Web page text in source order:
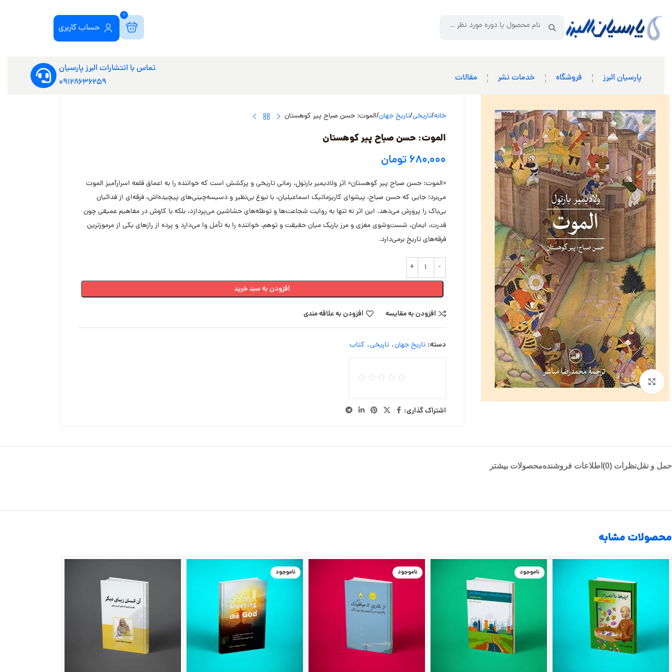
حساب کاربری
0
پارسیان البرز فروشگاه خدمات نشر مقالات
تماس با انتشارات البرز پارسیان
09128636259
بزرگنمایی تصویر
خانه تاریخی تاریخ جهان الموت: حسن صباح پیر کوهستان
الموت: حسن صباح پیر کوهستان
۶۸۰,۰۰۰ تومان
«الموت: حسن صباح پیر کوهستان» اثر ولادیمیر بارتول، رمانی تاریخی و پرکشش است که خواننده را به اعماق قلعه اسرارآمیز الموت
می‌برد؛ جایی که حسن صباح، پیشوای کاریزماتیک اسماعیلیان، با نبوغ بی‌نظیر و دسیسه‌چینی‌های پیچیده‌اش، فرقه‌ای از فدائیان
بی‌باک را پرورش می‌دهد. این اثر نه تنها به روایت شجاعت‌ها و توطئه‌های حشاشین می‌پردازد، بلکه با کاوش در مفاهیم عمیقی چون
قدرت، ایمان، شست‌وشوی مغزی و مرز باریک میان حقیقت و توهم، خواننده را به تأمل وا می‌دارد و پرده از رازهای یکی از مرموزترین
فرقه‌های تاریخ برمی‌دارد.
افزودن به سبد خرید
افزودن به مقایسه افزودن به علاقه مندی
دسته: تاریخ جهان, تاریخی, کتاب
اشتراک گذاری:
حمل و نقلنظرات (0) اطلاعات فروشندهمحصولات بیشتر
محصولات مشابه
ناموجود ناموجود ناموجود